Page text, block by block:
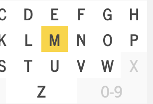
D E F G
H
L M N O
P
T U V W
X
Z 0-9